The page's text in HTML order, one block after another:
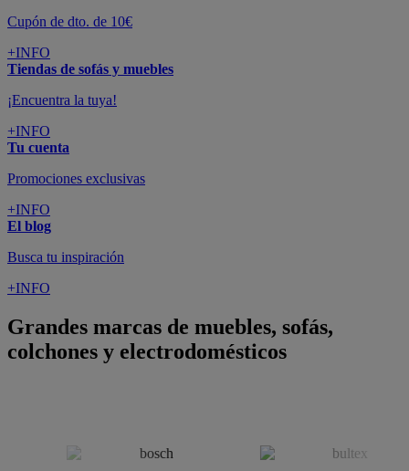
Cupón de dto. de 10€
+INFO
Tiendas de sofás y muebles
¡Encuentra la tuya!
+INFO
Tu cuenta
Promociones exclusivas
+INFO
El blog
Busca tu inspiración
+INFO
Grandes marcas de muebles, sofás,
colchones y electrodomésticos